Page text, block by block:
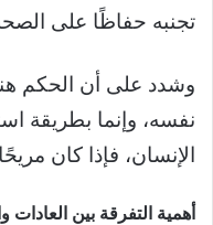
تجنبه حفاظًا على
وشدد على أن الحكم
نفسه، وإنما بطريقة
الإنسان، فإذا كان
أهمية التفرقة بين العادات